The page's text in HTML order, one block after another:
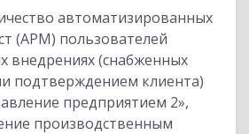
автоматизированных
(АРМ) пользователей
внедрениях (снабженных
подтверждением клиента)
предприятием 2»,
производственным